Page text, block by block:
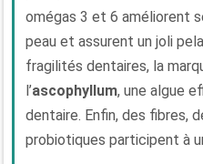
omégas 3 et 6 améliorent
peau et assurent un joli
fragilités dentaires, la
l’ascophyllum, une algue
dentaire. Enfin, des fibres,
probiotiques participent à